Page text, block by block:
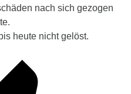
nach sich gezogen
heute nicht gelöst.